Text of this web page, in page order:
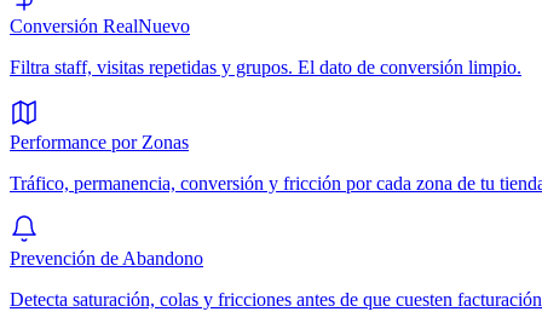
Conversión RealNuevo
Filtra staff, visitas repetidas y grupos. El dato de conversión limpio.
Performance por Zonas
Tráfico, permanencia, conversión y fricción por cada zona de tu
Prevención de Abandono
Detecta saturación, colas y fricciones antes de que cuesten